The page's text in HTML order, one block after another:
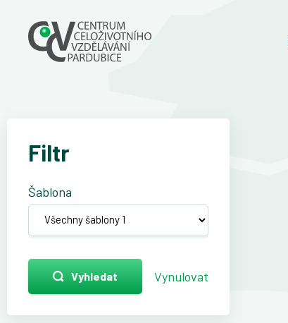
Filtr
Šablona
Vyhledat Vynulovat